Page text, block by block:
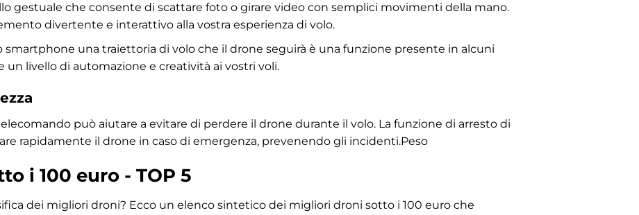
gestuale che consente di scattare foto o girare video con semplici movimenti della mano.
divertente e interattivo alla vostra esperienza di volo.
smartphone una traiettoria di volo che il drone seguirà è una funzione presente in alcuni
livello di automazione e creatività ai vostri voli.
può aiutare a evitare di perdere il drone durante il volo. La funzione di arresto di
rapidamente il drone in caso di emergenza, prevenendo gli incidenti.Peso
i 100 euro - TOP 5
dei migliori droni? Ecco un elenco sintetico dei migliori droni sotto i 100 euro che